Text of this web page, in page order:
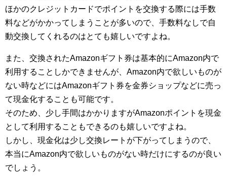
ほかのクレジットカードでポイントを交換する際には手数
料などがかかってしまうことが多いので、手数料なしで自
動交換してくれるのはとても嬉しいですよね。
また、交換されたAmazonギフト券は基本的にAmazon内で
利用することしかできませんが、Amazon内で欲しいものが
ない時などにはAmazonギフト券を金券ショップなどに売っ
て現金化することも可能です。
そのため、少し手間はかかりますがAmazonポイントを現金
として利用することもできるのも嬉しいですよね。
しかし、現金化は少し交換レートが下がってしまうので、
本当にAmazon内で欲しいものがない時だけにするのが良い
でしょう。